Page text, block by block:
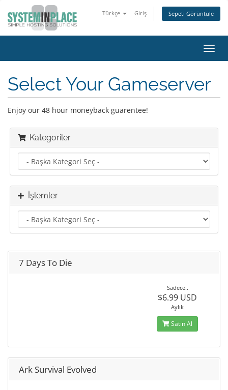
Türkçe Giriş Sepeti Görüntüle
Select Your Gameserver
Enjoy our 48 hour moneyback guarentee!
Kategoriler
İşlemler
7 Days To Die
Sadece..
$6.99 USD
Aylık
Satın Al
Ark Survival Evolved